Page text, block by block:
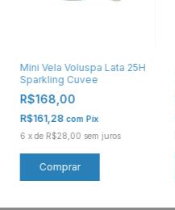
Mini Vela Voluspa Lata 25H
Sparkling Cuvee
R$168,00
R$161,28 com Pix
6 xde R$28,00 sem juros